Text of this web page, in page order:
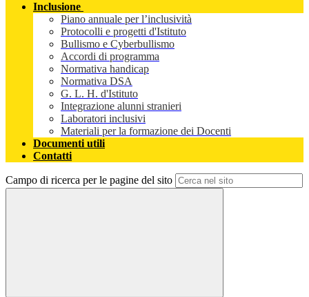
Inclusione
Piano annuale per l’inclusività
Protocolli e progetti d'Istituto
Bullismo e Cyberbullismo
Accordi di programma
Normativa handicap
Normativa DSA
G. L. H. d'Istituto
Integrazione alunni stranieri
Laboratori inclusivi
Materiali per la formazione dei Docenti
Documenti utili
Contatti
Campo di ricerca per le pagine del sito